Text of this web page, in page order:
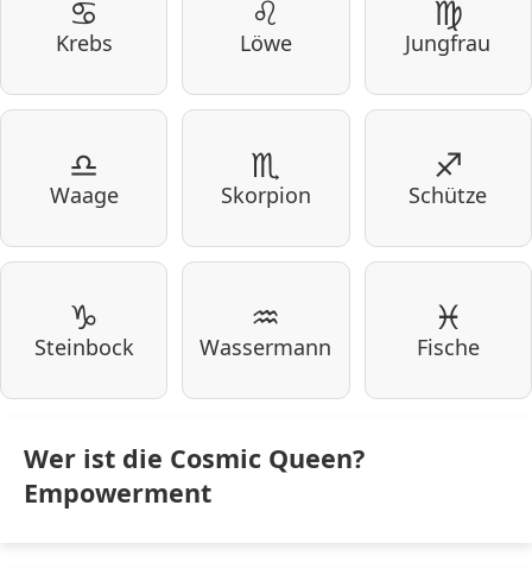
♋
Krebs
♌
Löwe
♍
Jungfrau
♎
Waage
♏
Skorpion
♐
Schütze
♑
Steinbock
♒
Wassermann
♓
Fische
Wer ist die Cosmic Queen?
Empowerment